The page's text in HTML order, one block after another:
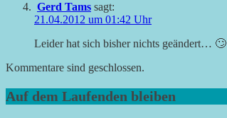
Gerd Tams sagt:
21.04.2012 um 01:42 Uhr
Leider hat sich bisher nichts geändert… 🙄
Kommentare sind geschlossen.
Auf dem Laufenden bleiben